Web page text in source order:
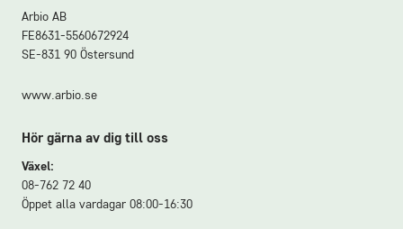
Arbio AB
FE8631-5560672924
SE-831 90 Östersund
www.arbio.se
Hör gärna av dig till oss
Växel:
08-762 72 40
Öppet alla vardagar 08:00-16:30